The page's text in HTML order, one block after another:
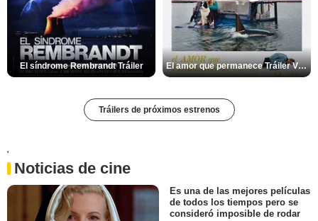
El síndrome Rembrandt Tráiler El amor que permanece Tráiler VOSE
Tráilers de próximos estrenos
'
Noticias de cine
Es una de las mejores películas
de todos los tiempos pero se
consideró imposible de rodar